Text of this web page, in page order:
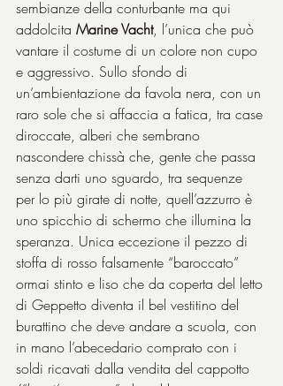
sembianze della conturbante ma qui
addolcita Marine Vacht, l’unica che può
vantare il costume di un colore non cupo
e aggressivo. Sullo sfondo di
un’ambientazione da favola nera, con un
raro sole che si affaccia a fatica, tra case
diroccate, alberi che sembrano
nascondere chissà che, gente che passa
senza darti uno sguardo, tra sequenze
per lo più girate di notte, quell’azzurro è
uno spicchio di schermo che illumina la
speranza. Unica eccezione il pezzo di
stoffa di rosso falsamente “baroccato”
ormai stinto e liso che da coperta del letto
di Geppetto diventa il bel vestitino del
burattino che deve andare a scuola, con
in mano l’abecedario comprato con i
soldi ricavati dalla vendita del cappotto